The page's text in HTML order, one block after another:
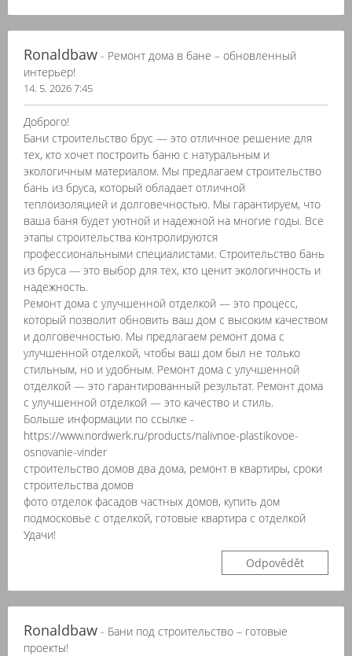
Ronaldbaw - Ремонт дома в бане – обновленный
интерьер!
14. 5. 2026 7:45
Доброго!
Бани строительство брус — это отличное решение для
тех, кто хочет построить баню с натуральным и
экологичным материалом. Мы предлагаем строительство
бань из бруса, который обладает отличной
теплоизоляцией и долговечностью. Мы гарантируем, что
ваша баня будет уютной и надежной на многие годы. Все
этапы строительства контролируются
профессиональными специалистами. Строительство бань
из бруса — это выбор для тех, кто ценит экологичность и
надежность.
Ремонт дома с улучшенной отделкой — это процесс,
который позволит обновить ваш дом с высоким качеством
и долговечностью. Мы предлагаем ремонт дома с
улучшенной отделкой, чтобы ваш дом был не только
стильным, но и удобным. Ремонт дома с улучшенной
отделкой — это гарантированный результат. Ремонт дома
с улучшенной отделкой — это качество и стиль.
Больше информации по ссылке -
https://www.nordwerk.ru/products/nalivnoe-plastikovoe-
osnovanie-vinder
строительство домов два дома, ремонт в квартиры, сроки
строительства домов
фото отделок фасадов частных домов, купить дом
подмосковье с отделкой, готовые квартира с отделкой
Удачи!
Odpovědět
Ronaldbaw - Бани под строительство – готовые
проекты!